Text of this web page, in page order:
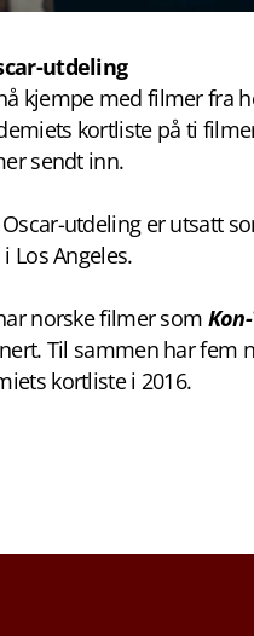
utdeling
kjempe med filmer fra
kortliste på ti
sendt inn.
utdeling er utsatt
Los Angeles.
norske filmer som
Til sammen har fem
kortliste i 2016.